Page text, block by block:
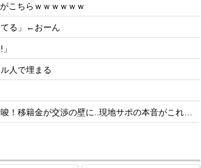
こちらｗｗｗｗｗｗ
てる」←おーん
人で埋まる
交渉の壁に..現地サポの本音がこれ！【海外の反応】